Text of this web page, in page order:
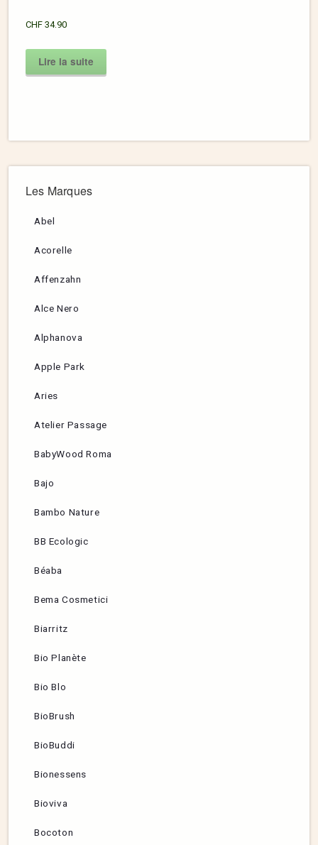
CHF 34.90
Lire la suite
Les Marques
Abel
Acorelle
Affenzahn
Alce Nero
Alphanova
Apple Park
Aries
Atelier Passage
BabyWood Roma
Bajo
Bambo Nature
BB Ecologic
Béaba
Bema Cosmetici
Biarritz
Bio Planète
Bio Blo
BioBrush
BioBuddi
Bionessens
Bioviva
Bocoton